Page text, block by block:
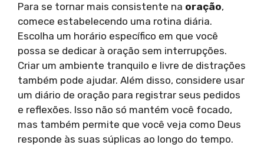
Para se tornar mais consistente na oração,
comece estabelecendo uma rotina diária.
Escolha um horário específico em que você
possa se dedicar à oração sem interrupções.
Criar um ambiente tranquilo e livre de distrações
também pode ajudar. Além disso, considere usar
um diário de oração para registrar seus pedidos
e reflexões. Isso não só mantém você focado,
mas também permite que você veja como Deus
responde às suas súplicas ao longo do tempo.